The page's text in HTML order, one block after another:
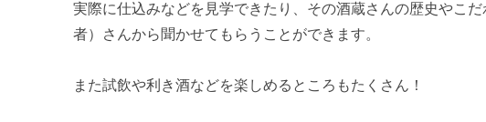
実際に仕込みなどを見学できたり、その酒蔵さんの歴史やこ
者）さんから聞かせてもらうことができます。
また試飲や利き酒などを楽しめるところもたくさん！